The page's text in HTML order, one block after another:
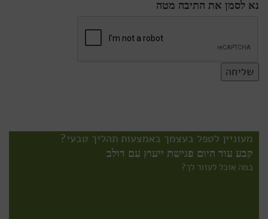
נא לסמן את התיבה מטה
מעוניין לטפל בעצמך באמצעות תהליך טבעי?
קבע עוד היום פגישת ייעוץ עם דולב
במה אוכל לעזור לך?